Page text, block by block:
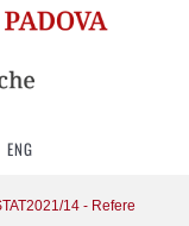
ENG
14 - Referente